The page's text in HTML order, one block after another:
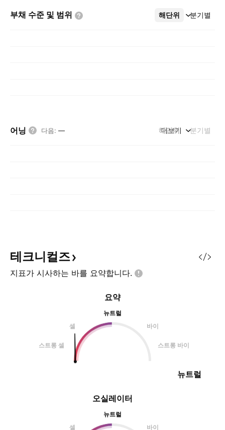
부채 수준 및 범위 해단위 분기별
더보기
어닝 다음: — 해단위 분기별
더보기
테크니컬즈
지표가 시사하는 바를 요약합니다.
오실레이터
뉴트럴
셀
바이
요약
뉴트럴
셀
바이
스트롱 셀 스트롱 바이
뉴트럴